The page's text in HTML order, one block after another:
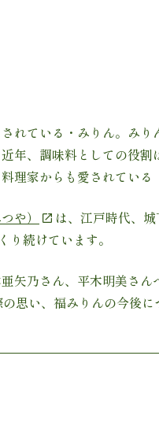
れている・みりん。み
年、調味料としての役割
理家からも愛されている
や）
は、江戸時代、
続けています。
矢乃さん、平木明美さん
思い、福みりんの今後に